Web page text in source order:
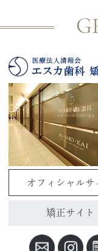
オフィシャルサ
矯正サイト